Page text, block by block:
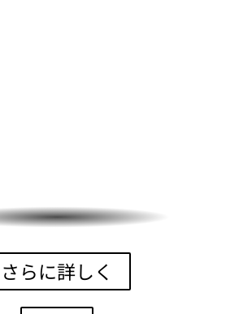
さらに詳しく